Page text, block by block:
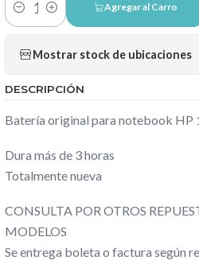
Cantidad
Agregar al Carro
Mostrar stock de ubicaciones
DESCRIPCIÓN
Batería original para notebook HP
Dura más de 3 horas
Totalmente nueva
CONSULTA POR OTROS
MODELOS
Se entrega boleta o factura según